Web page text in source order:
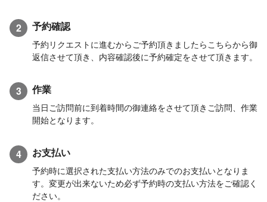
2 予約確認
予約リクエストに進むからご予約頂きましたらこちらから御
返信させて頂き、内容確認後に予約確定をさせて頂きます。
3 作業
当日ご訪問前に到着時間の御連絡をさせて頂きご訪問、作業
開始となります。
4 お支払い
予約時に選択された支払い方法のみでのお支払いとなりま
す。変更が出来ないため必ず予約時の支払い方法をご確認く
ださい。